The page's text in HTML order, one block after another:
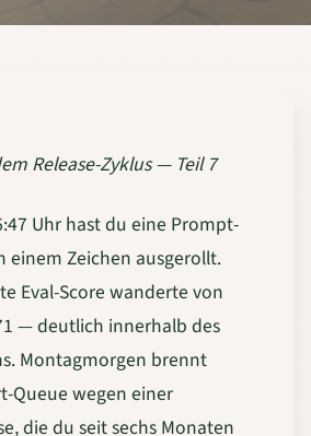
Release-Zyklus — Teil 7
Uhr hast du eine Prompt-
einem Zeichen ausgerollt.
Eval-Score wanderte von
— deutlich innerhalb des
Montagmorgen brennt
Queue wegen einer
die du seit sechs Monaten